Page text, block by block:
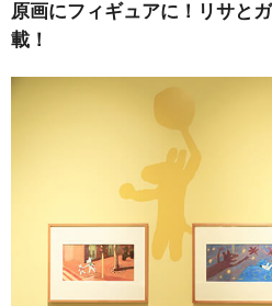
原画にフィギュアに！リサと
載！